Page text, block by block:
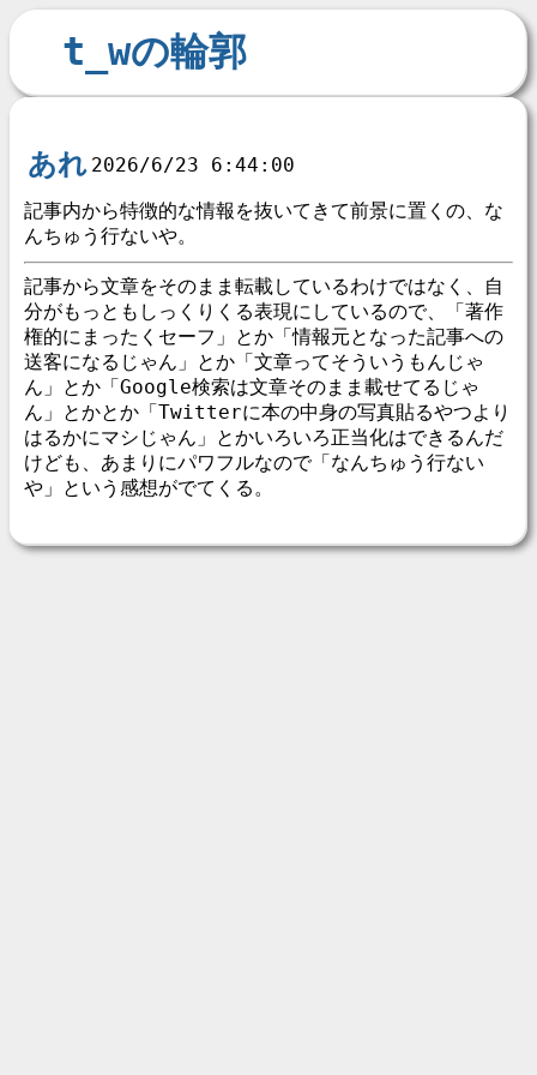
t_wの輪郭
あれ 2026/6/23 6:44:00
記事内から特徴的な情報を抜いてきて前景に置くの、な
んちゅう行ないや。
記事から文章をそのまま転載しているわけではなく、自
分がもっともしっくりくる表現にしているので、「著作
権的にまったくセーフ」とか「情報元となった記事への
送客になるじゃん」とか「文章ってそういうもんじゃ
ん」とか「Google検索は文章そのまま載せてるじゃ
ん」とかとか「Twitterに本の中身の写真貼るやつより
はるかにマシじゃん」とかいろいろ正当化はできるんだ
けども、あまりにパワフルなので「なんちゅう行ない
や」という感想がでてくる。